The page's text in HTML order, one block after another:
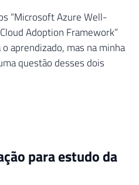
“Microsoft Azure Well-
Adoption Framework”
aprendizado, mas na minha
questão desses dois
para estudo da